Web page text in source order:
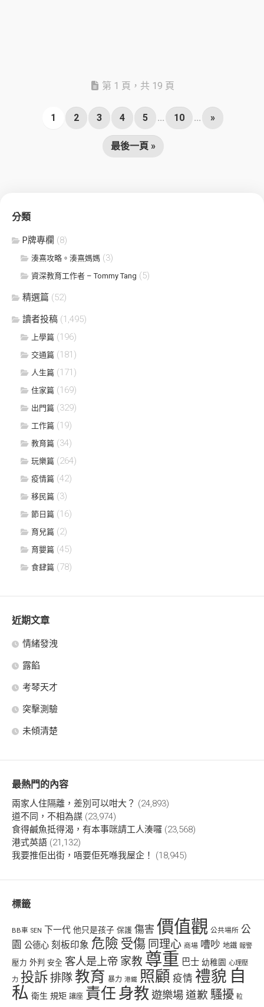
第 1 頁，共 19 頁
1 2 3 4 5 ... 10 ... »
最後一頁 »
分類
P牌專欄 (8)
湊熹攻略。湊熹媽媽 (3)
資深教育工作者 – Tommy Tang (5)
精選篇 (52)
讀者投稿 (1,495)
上學篇 (196)
交通篇 (181)
人生篇 (171)
住家篇 (169)
出門篇 (329)
工作篇 (19)
教育篇 (34)
玩樂篇 (264)
疫情篇 (42)
移民篇 (3)
節日篇 (16)
育兒篇 (2)
育嬰篇 (45)
食肆篇 (78)
近期文章
情緒發洩
露餡
考琴天才
突擊測驗
未傾清楚
最熱門的內容
兩家人住隔離，差別可以咁大？ (24,893)
道不同，不相為謀 (23,974)
食得鹹魚抵得渴，有本事咪請工人湊囉 (23,568)
港式英語 (21,132)
我要推佢出街，唔要佢死喺我屋企！
(18,945)
標籤
BB車 SEN 下一代 他只是孩子 保護 傷害 價值觀 公共場所 公
園 公德心 刻板印象 危險 受傷 同理心 商場 嘈吵 地鐵 報警
壓力 外判 安全 客人是上帝 家教 尊重 巴士 幼稚園 心理壓
力 投訴排隊 教育 暴力 港鐵 照顧 疫情 禮貌 自
私 衛生 規矩 讓座 責任 身教遊樂場道歉 騷擾 𨋢